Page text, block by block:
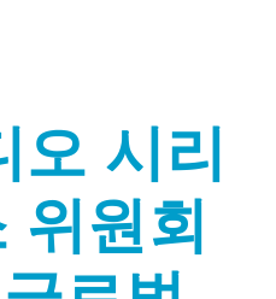
오 시리
위원회